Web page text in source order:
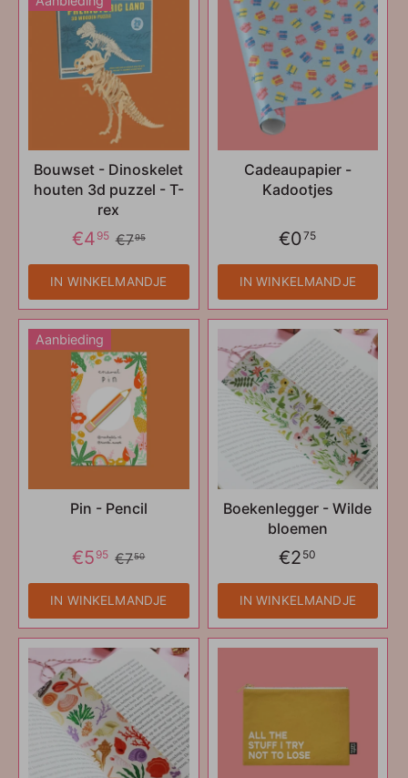
Bouwset - Dinoskelet
houten 3d puzzel - T-
rex
€4 95 €795
IN WINKELMANDJE
Cadeaupapier -
Kadootjes
€075
IN WINKELMANDJE
Aanbieding
Pin - Pencil
€5 95 €750
IN WINKELMANDJE
Boekenlegger - Wilde
bloemen
€2 50
IN WINKELMANDJE